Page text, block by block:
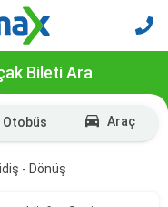
Bileti Ara
Otobüs Araç
- Dönüş